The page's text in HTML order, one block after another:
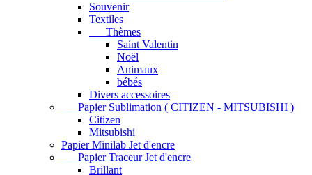
Souvenir
Textiles
Thèmes
Saint Valentin
Noël
Animaux
bébés
Divers accessoires
Papier Sublimation ( CITIZEN - MITSUBISHI )
Citizen
Mitsubishi
Papier Minilab Jet d'encre
Papier Traceur Jet d'encre
Brillant